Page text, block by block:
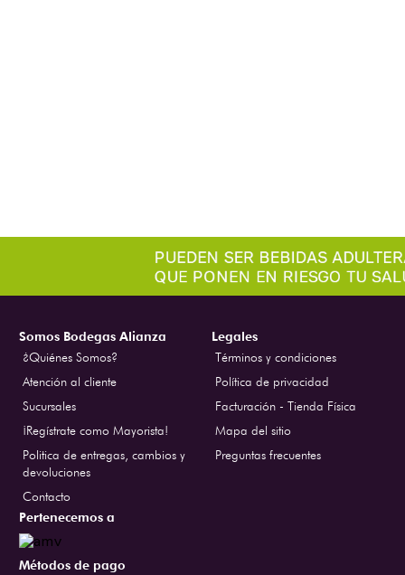
Somos Bodegas Alianza
¿Quiénes Somos?
Atención al cliente
Sucursales
¡Regístrate como Mayorista!
Politica de entregas, cambios y
devoluciones
Contacto
Legales
Términos y condiciones
Política de privacidad
Facturación - Tienda Física
Mapa del sitio
Preguntas frecuentes
Pertenecemos a
Métodos de pago